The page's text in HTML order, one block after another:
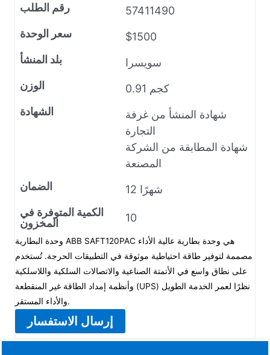
رقم الطلب
57411490
سعر الوحدة
$1500
بلد المنشأ
سويسرا
الوزن
0.91 كجم
الشهادة
شهادة المنشأ من غرفة
التجارة
شهادة المطابقة من الشركة
المصنعة
الضمان
12 شهرًا
الكمية المتوفرة في
المخزون
10
وحدة البطارية ABB SAFT120PAC هي وحدة بطارية عالية الأداء
مصممة لتوفير طاقة احتياطية موثوقة في التطبيقات الحرجة. تُستخدم
على نطاق واسع في الأتمتة الصناعية والاتصالات السلكية واللاسلكية
وأنظمة إمداد الطاقة غير المنقطعة (UPS) نظرًا لعمر الخدمة الطويل
والأداء المستقر.
إرسال الاستفسار